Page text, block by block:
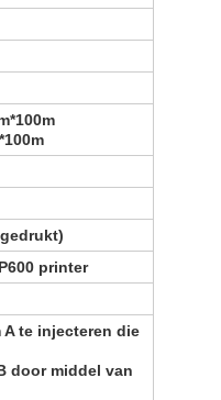
printer
te injecteren die
door middel van